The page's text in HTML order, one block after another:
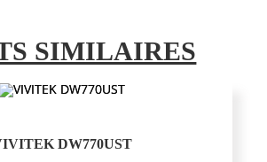
SIMILAIRES
DW770UST